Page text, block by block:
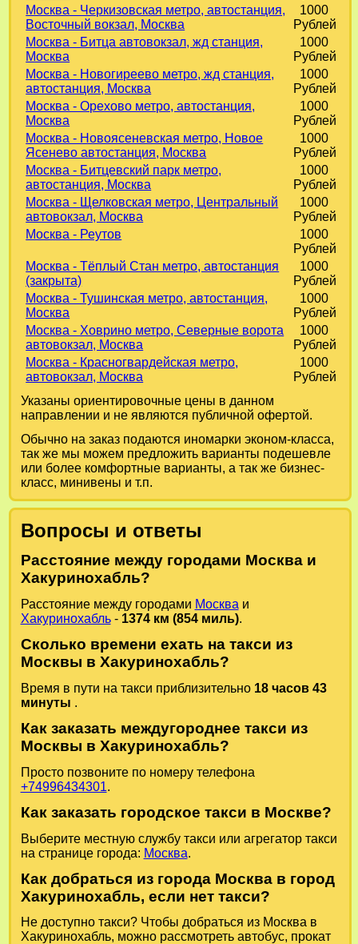
Москва - Черкизовская метро, автостанция,
Восточный вокзал, Москва
1000
Рублей
Москва - Битца автовокзал, жд станция,
Москва
1000
Рублей
Москва - Новогиреево метро, жд станция,
автостанция, Москва
1000
Рублей
Москва - Орехово метро, автостанция,
Москва
1000
Рублей
Москва - Новоясеневская метро, Новое
Ясенево автостанция, Москва
1000
Рублей
Москва - Битцевский парк метро,
автостанция, Москва
1000
Рублей
Москва - Щелковская метро, Центральный
автовокзал, Москва
1000
Рублей
Москва - Реутов
1000
Рублей
Москва - Тёплый Стан метро, автостанция
(закрыта)
1000
Рублей
Москва - Тушинская метро, автостанция,
Москва
1000
Рублей
Москва - Ховрино метро, Северные ворота
автовокзал, Москва
1000
Рублей
Москва - Красногвардейская метро,
автовокзал, Москва
1000
Рублей
Указаны ориентировочные цены в данном
направлении и не являются публичной офертой.
Обычно на заказ подаются иномарки эконом-класса,
так же мы можем предложить варианты подешевле
или более комфортные варианты, а так же бизнес-
класс, минивены и т.п.
Вопросы и ответы
Расстояние между городами Москва и
Хакуринохабль?
Расстояние между городами Москва и
Хакуринохабль- 1374 км (854 миль).
Сколько времени ехать на такси из
Москвы в Хакуринохабль?
Время в пути на такси приблизительно 18 часов 43
минуты .
Как заказать междугороднее такси из
Москвы в Хакуринохабль?
Просто позвоните по номеру телефона
+74996434301.
Как заказать городское такси в Москве?
Выберите местную службу такси или агрегатор такси
на странице города: Москва.
Как добраться из города Москва в город
Хакуринохабль, если нет такси?
Не доступно такси? Чтобы добраться из Москва в
Хакуринохабль, можно рассмотреть автобус, прокат